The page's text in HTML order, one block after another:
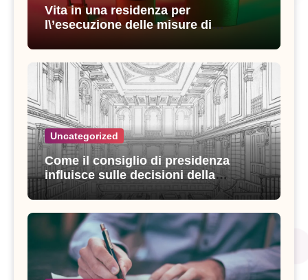
Vita in una residenza per
l\’esecuzione delle misure di
Uncategorized
Come il consiglio di presidenza
influisce sulle decisioni della
giustizia amministrativa